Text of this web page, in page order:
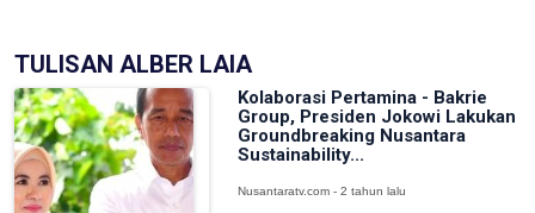
TULISAN ALBER LAIA
Kolaborasi Pertamina - Bakrie
Group, Presiden Jokowi Lakukan
Groundbreaking Nusantara
Sustainability...
Nusantaratv.com - 2 tahun lalu